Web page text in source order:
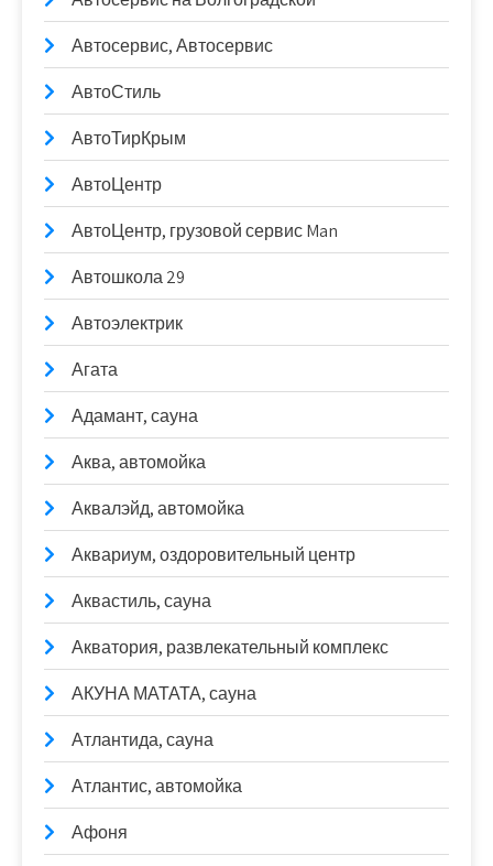
Автосервис, Автосервис
АвтоСтиль
АвтоТирКрым
АвтоЦентр
АвтоЦентр, грузовой сервис Man
Автошкола 29
Автоэлектрик
Агата
Адамант, сауна
Аква, автомойка
Аквалэйд, автомойка
Аквариум, оздоровительный центр
Аквастиль, сауна
Акватория, развлекательный комплекс
АКУНА МАТАТА, сауна
Атлантида, сауна
Атлантис, автомойка
Афоня